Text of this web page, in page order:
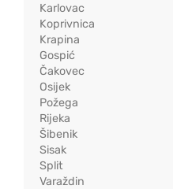
Karlovac
Koprivnica
Krapina
Gospić
Čakovec
Osijek
Požega
Rijeka
Šibenik
Sisak
Split
Varaždin